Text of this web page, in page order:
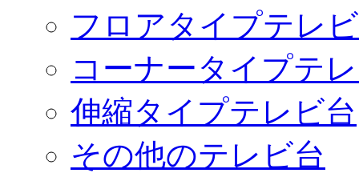
フロアタイプテレ
コーナータイプテ
伸縮タイプテレビ台
その他のテレビ台